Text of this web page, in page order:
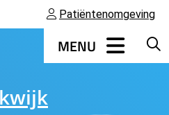
Patiëntenomgeving
Hoofdmenu
MENU